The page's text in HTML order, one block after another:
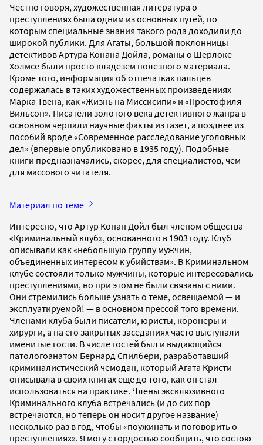
Честно говоря, художественная литература о
преступлениях была одним из основных путей, по
которым специальные знания такого рода доходили до
широкой публики. Для Агаты, большой поклонницы
детективов Артура Конана Дойла, романы о Шерлоке
Холмсе были просто кладезем полезного материала.
Кроме того, информация об отпечатках пальцев
содержалась в таких художественных произведениях
Марка Твена, как «Жизнь на Миссисипи» и «Простофиля
Вильсон». Писатели золотого века детективного жанра в
основном черпали научные факты из газет, а позднее из
пособий вроде «Современное расследование уголовных
дел» (впервые опубликовано в 1935 году). Подобные
книги предназначались, скорее, для специалистов, чем
для массового читателя.
Материал по теме
Интересно, что Артур Конан Дойл был членом общества
«Криминальный клуб», основанного в 1903 году. Клуб
описывали как «небольшую группу мужчин,
объединенных интересом к убийствам». В Криминальном
клубе состояли только мужчины, которые интересовались
преступлениями, но при этом не были связаны с ними.
Они стремились больше узнать о теме, освещаемой — и
эксплуатируемой! — в основном прессой того времени.
Членами клуба были писатели, юристы, коронеры и
хирурги, а на его закрытых заседаниях часто выступали
именитые гости. В числе гостей был и выдающийся
патологоанатом Бернард Спилбери, разработавший
криминалистический чемодан, который Агата Кристи
описывала в своих книгах еще до того, как он стал
использоваться на практике. Члены эксклюзивного
Криминального клуба встречались (и до сих пор
встречаются, но теперь он носит другое название)
несколько раз в год, чтобы «поужинать и поговорить о
преступлениях». Я могу с гордостью сообщить, что состою